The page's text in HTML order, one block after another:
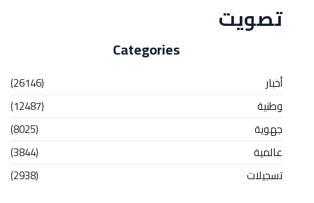
تصويت
Categories
أخبار
(26146)
وطنية
(12487)
جهوية
(8025)
عالمية
(3844)
تسجيلات
(2938)